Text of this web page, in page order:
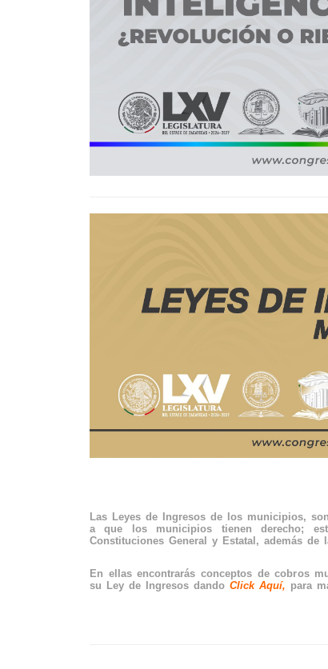
Las Leyes de Ingresos de los municipios,
a que los municipios tienen derecho;
Constituciones General y Estatal, además de
En ellas encontrarás conceptos de cobros
su Ley de Ingresos dando Click Aquí, para